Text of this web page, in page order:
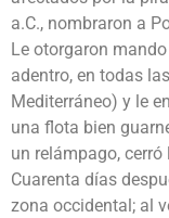
a.C., nombraron a
Le otorgaron
adentro, en todas
Mediterráneo) y le
una flota bien
un relámpago,
Cuarenta días
zona occidental; al